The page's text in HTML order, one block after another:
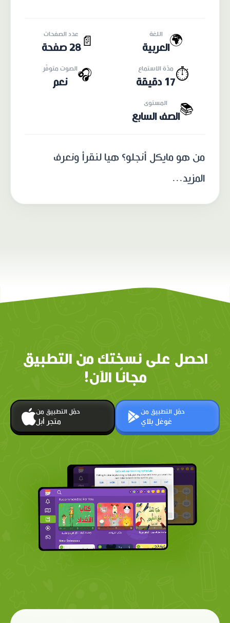
🌍 اللغة
العربية 📄
عدد الصفحات
28 صفحة
⏱️ مدّة الاستماع
17 دقيقة
🎧الصوت متوفّر
نعم
📚 المستوى
الصف السابع
من هو مايكل أنجلو؟ هيا لنقرأ ونعرف
المزيد...
احصل على نسختك من التطبيق
مجانًا الآن!
حمّل التطبيق من
متجر أبل
حمّل التطبيق من
غوغل بلاي